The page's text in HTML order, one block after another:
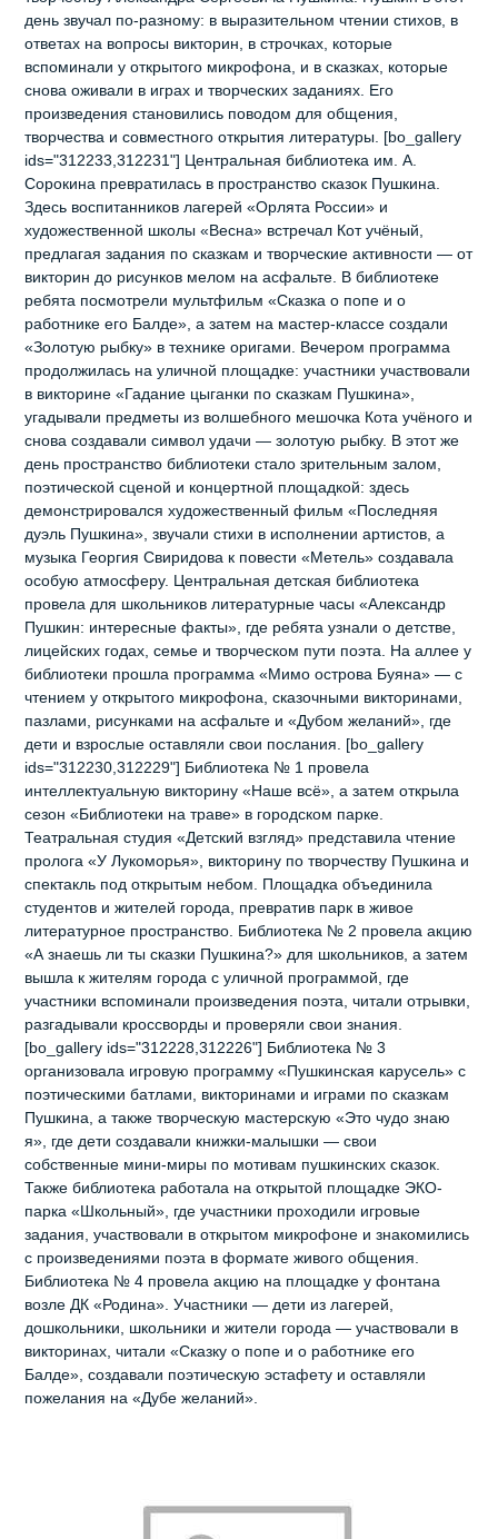
день звучал по-разному: в выразительном чтении стихов, в
ответах на вопросы викторин, в строчках, которые
вспоминали у открытого микрофона, и в сказках, которые
снова оживали в играх и творческих заданиях. Его
произведения становились поводом для общения,
творчества и совместного открытия литературы. [bo_gallery
ids="312233,312231"] Центральная библиотека им. А.
Сорокина превратилась в пространство сказок Пушкина.
Здесь воспитанников лагерей «Орлята России» и
художественной школы «Весна» встречал Кот учёный,
предлагая задания по сказкам и творческие активности — от
викторин до рисунков мелом на асфальте. В библиотеке
ребята посмотрели мультфильм «Сказка о попе и о
работнике его Балде», а затем на мастер-классе создали
«Золотую рыбку» в технике оригами. Вечером программа
продолжилась на уличной площадке: участники участвовали
в викторине «Гадание цыганки по сказкам Пушкина»,
угадывали предметы из волшебного мешочка Кота учёного и
снова создавали символ удачи — золотую рыбку. В этот же
день пространство библиотеки стало зрительным залом,
поэтической сценой и концертной площадкой: здесь
демонстрировался художественный фильм «Последняя
дуэль Пушкина», звучали стихи в исполнении артистов, а
музыка Георгия Свиридова к повести «Метель» создавала
особую атмосферу. Центральная детская библиотека
провела для школьников литературные часы «Александр
Пушкин: интересные факты», где ребята узнали о детстве,
лицейских годах, семье и творческом пути поэта. На аллее у
библиотеки прошла программа «Мимо острова Буяна» — с
чтением у открытого микрофона, сказочными викторинами,
пазлами, рисунками на асфальте и «Дубом желаний», где
дети и взрослые оставляли свои послания. [bo_gallery
ids="312230,312229"] Библиотека № 1 провела
интеллектуальную викторину «Наше всё», а затем открыла
сезон «Библиотеки на траве» в городском парке.
Театральная студия «Детский взгляд» представила чтение
пролога «У Лукоморья», викторину по творчеству Пушкина и
спектакль под открытым небом. Площадка объединила
студентов и жителей города, превратив парк в живое
литературное пространство. Библиотека № 2 провела акцию
«А знаешь ли ты сказки Пушкина?» для школьников, а затем
вышла к жителям города с уличной программой, где
участники вспоминали произведения поэта, читали отрывки,
разгадывали кроссворды и проверяли свои знания.
[bo_gallery ids="312228,312226"] Библиотека № 3
организовала игровую программу «Пушкинская карусель» с
поэтическими батлами, викторинами и играми по сказкам
Пушкина, а также творческую мастерскую «Это чудо знаю
я», где дети создавали книжки-малышки — свои
собственные мини-миры по мотивам пушкинских сказок.
Также библиотека работала на открытой площадке ЭКО-
парка «Школьный», где участники проходили игровые
задания, участвовали в открытом микрофоне и знакомились
с произведениями поэта в формате живого общения.
Библиотека № 4 провела акцию на площадке у фонтана
возле ДК «Родина». Участники — дети из лагерей,
дошкольники, школьники и жители города — участвовали в
викторинах, читали «Сказку о попе и о работнике его
Балде», создавали поэтическую эстафету и оставляли
пожелания на «Дубе желаний».